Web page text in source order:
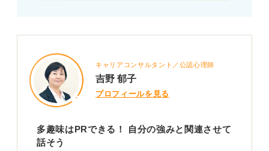
キャリアコンサルタント／公認心理師
吉野 郁子
プロフィールを見る
多趣味はPRできる！ 自分の強みと関連させて
話そう